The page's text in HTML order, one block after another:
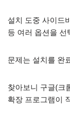
설치 도중 사이드
등 여러 옵션을 선
문제는 설치를 완
찾아보니 구글(크
확장 프로그램이